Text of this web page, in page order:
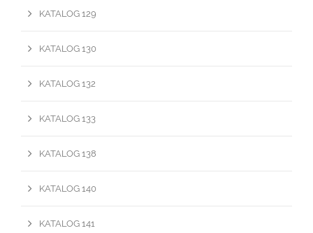
KATALOG 129
KATALOG 130
KATALOG 132
KATALOG 133
KATALOG 138
KATALOG 140
KATALOG 141